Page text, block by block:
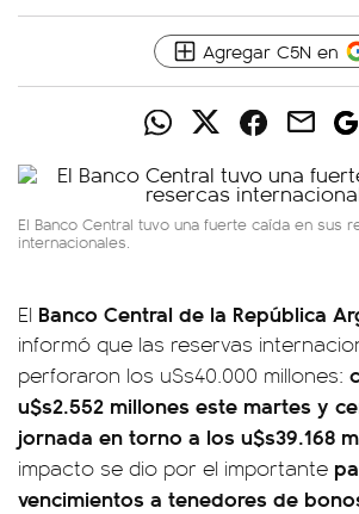
Agregar C5N en
El Banco Central tuvo una fuerte caída en sus
internacionales.
El Banco Central de la República
informó que las reservas
perforaron los u$s40.000 millones:
u$s2.552 millones este martes y
jornada en torno a los u$s39.168
impacto se dio por el importante
vencimientos a tenedores de